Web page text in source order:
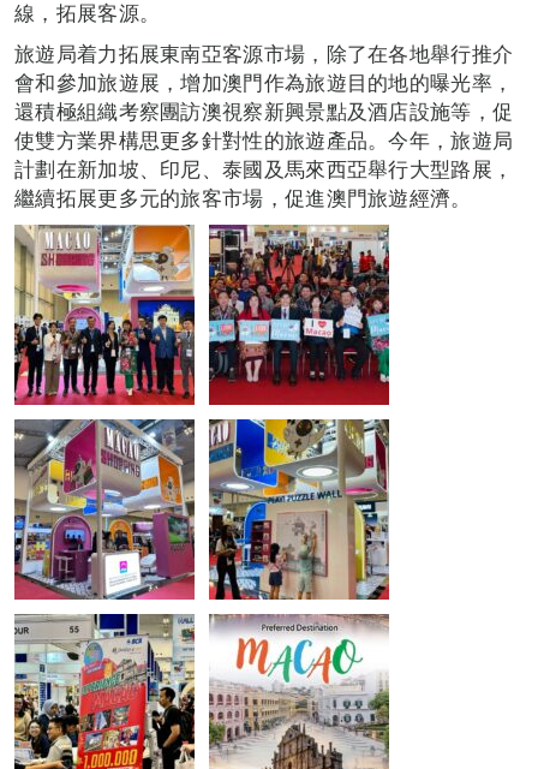
線，拓展客源。
旅遊局着力拓展東南亞客源市場，除了在各地舉行推介
會和參加旅遊展，增加澳門作為旅遊目的地的曝光率，
還積極組織考察團訪澳視察新興景點及酒店設施等，促
使雙方業界構思更多針對性的旅遊產品。今年，旅遊局
計劃在新加坡、印尼、泰國及馬來西亞舉行大型路展，
繼續拓展更多元的旅客市場，促進澳門旅遊經濟。